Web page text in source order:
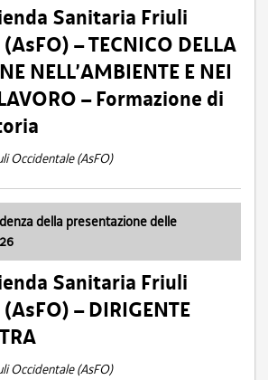
Sanitaria Friuli
– TECNICO DELLA
NELL’AMBIENTE E NEI
– Formazione di
Occidentale (AsFO)
della presentazione delle
Sanitaria Friuli
– DIRIGENTE
Occidentale (AsFO)